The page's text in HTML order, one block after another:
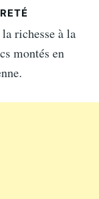
richesse à la
montés en